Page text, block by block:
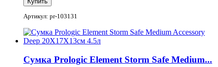
Артикул: pr-103131
Сумка Prologic Element Storm Safe Medium...